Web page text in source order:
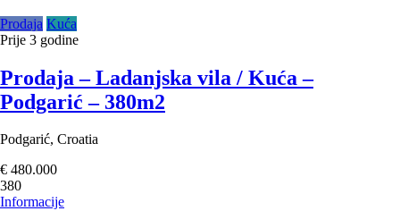
Prodaja Kuća
Prije 3 godine
Prodaja – Ladanjska vila / Kuća –
Podgarić – 380m2
Podgarić, Croatia
€ 480.000
380
Informacije